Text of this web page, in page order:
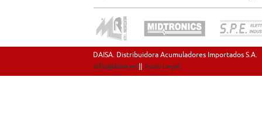
DAISA. Distribuidora Acumuladores Importados S.A.
info@daisa.es|| Aviso Legal